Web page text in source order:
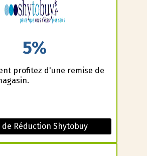
5%
profitez d'une remise de
de Réduction Shytobuy